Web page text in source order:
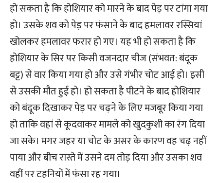
हो सकता है कि होशियार को मारने के बाद पेड़ पर टांगा गया
हो। उसके शव को पेड़ पर फंसाने के बाद हमलावर रस्सियां
खोलकर हमलावर फरार हो गए। यह भी हो सकता है कि
होशियार के सिर पर किसी वजनदार चीज (संभवत: बंदूक
बट्ट) से वार किया गया हो और उसे गंभीर चोट आई हो। इसी
से उसकी मौत हुई हो। हो सकता है पीटने के बाद होशियार
को बंदूक दिखाकर पेड़ पर चढ़ने के लिए मजबूर किया गया
हो ताकि वहां से कूदवाकर मामले को खुदकुशी का रंग दिया
जा सके। मगर जहर या चोट के असर के कारण वह चढ़ नहीं
पाया और बीच रास्ते में उसने दम तोड़ दिया और उसका शव
वहीं पर टहनियों में फंसा रह गया।